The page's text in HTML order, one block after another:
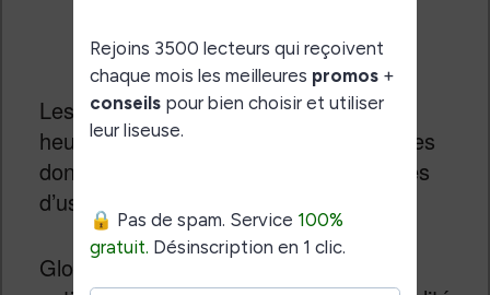
écouteurs
Les paramètres : langue, heure / date,
heure de mise en veille, suppression des
données et restauration des paramètres
d’usine
Globalement, on peut faire pas mal de